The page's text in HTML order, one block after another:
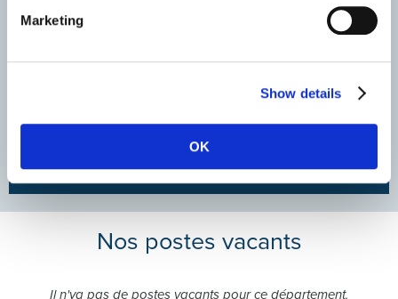
Marketing
Show details
OK
BREANNA SCHAEFER-O’REILLY
DÉCOUVREZ NOS AUTRES FILIALES
Nos postes vacants
Il n'ya pas de postes vacants pour ce département.